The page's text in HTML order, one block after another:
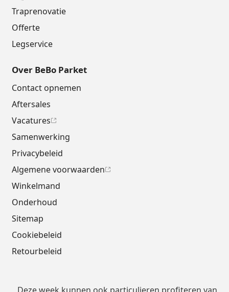
Traprenovatie
Offerte
Legservice
Over BeBo Parket
Contact opnemen
Aftersales
Vacatures
Samenwerking
Privacybeleid
Algemene voorwaarden
Winkelmand
Onderhoud
Sitemap
Cookiebeleid
Retourbeleid
Deze week kunnen ook particulieren profiteren van